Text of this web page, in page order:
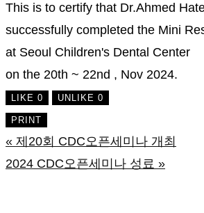
​This is to certify that Dr.Ahmed
successfully completed the Mini
at Seoul Children's Dental Center
on the 20th ~ 22nd , Nov 2024.
LIKE 0 UNLIKE 0
PRINT
« 제20회 CDC오픈세미나 개최
2024 CDC오픈세미나 성료 »